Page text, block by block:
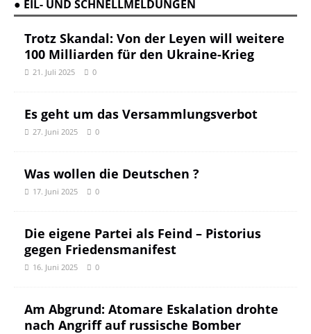
● EIL- UND SCHNELLMELDUNGEN
Trotz Skandal: Von der Leyen will weitere
100 Milliarden für den Ukraine-Krieg
21. Juli 2025 0
Es geht um das Versammlungsverbot
27. Juni 2025 0
Was wollen die Deutschen ?
17. Juni 2025 0
Die eigene Partei als Feind – Pistorius
gegen Friedensmanifest
16. Juni 2025 0
Am Abgrund: Atomare Eskalation drohte
nach Angriff auf russische Bomber